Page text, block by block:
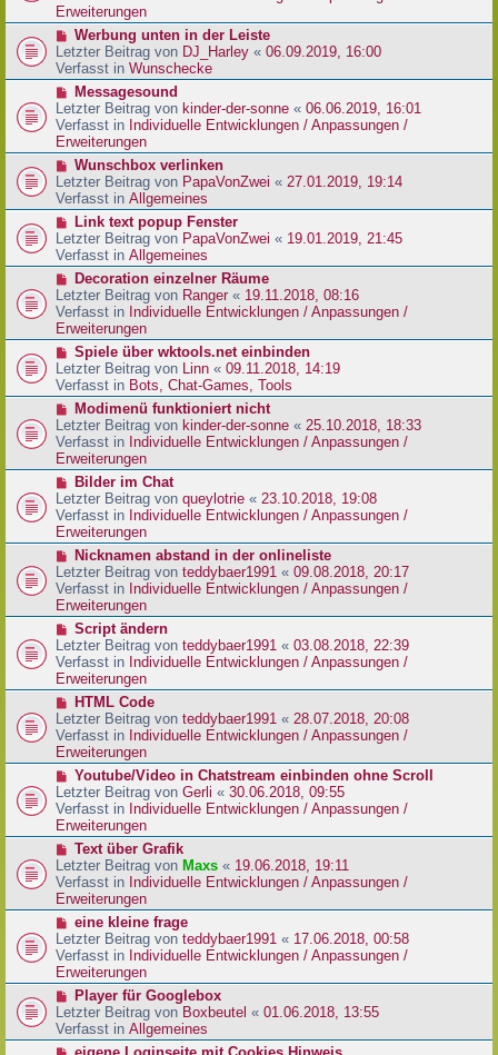
g
e
i
r
a
g
e
r
B
e
i
r
a
g
Erweiterungen
N
e
u
e
r
B
e
i
r
a
g
Werbung unten in der Leiste
Letzter Beitrag von DJ_Harley « 06.09.2019, 16:00
Verfasst in Wunschecke
N
e
u
e
r
B
e
i
r
a
g
Messagesound
Letzter Beitrag von kinder-der-sonne « 06.06.2019, 16:01
Verfasst in Individuelle Entwicklungen / Anpassungen /
Erweiterungen
N
e
u
e
r
B
e
t
r
a
g
Wunschbox verlinken
Letzter Beitrag von PapaVonZwei « 27.01.2019, 19:14
Verfasst in Allgemeines
N
e
u
e
r
B
e
i
r
a
g
Link text popup Fenster
Letzter Beitrag von PapaVonZwei « 19.01.2019, 21:45
Verfasst in Allgemeines
N
e
u
e
r
B
e
i
r
a
g
Decoration einzelner Räume
Letzter Beitrag von Ranger « 19.11.2018, 08:16
Verfasst in Individuelle Entwicklungen / Anpassungen /
Erweiterungen
N
e
u
e
r
B
e
i
r
a
g
Spiele über wktools.net einbinden
Letzter Beitrag von Linn « 09.11.2018, 14:19
Verfasst in Bots, Chat-Games, Tools
N
e
u
e
r
B
e
i
t
a
g
Modimenü funktioniert nicht
Letzter Beitrag von kinder-der-sonne « 25.10.2018, 18:33
Verfasst in Individuelle Entwicklungen / Anpassungen /
Erweiterungen
N
e
u
e
r
B
e
i
t
a
g
Bilder im Chat
Letzter Beitrag von queylotrie « 23.10.2018, 19:08
Verfasst in Individuelle Entwicklungen / Anpassungen /
Erweiterungen
N
e
u
e
r
B
e
i
t
a
g
Nicknamen abstand in der onlineliste
Letzter Beitrag von teddybaer1991 « 09.08.2018, 20:17
Verfasst in Individuelle Entwicklungen / Anpassungen /
Erweiterungen
N
e
u
e
r
B
e
i
t
a
g
Script ändern
Letzter Beitrag von teddybaer1991 « 03.08.2018, 22:39
Verfasst in Individuelle Entwicklungen / Anpassungen /
Erweiterungen
N
e
u
e
r
B
e
i
t
a
g
HTML Code
Letzter Beitrag von teddybaer1991 « 28.07.2018, 20:08
Verfasst in Individuelle Entwicklungen / Anpassungen /
Erweiterungen
N
e
u
e
r
B
e
i
t
a
g
Youtube/Video in Chatstream einbinden ohne Scroll
Letzter Beitrag von Gerli « 30.06.2018, 09:55
Verfasst in Individuelle Entwicklungen / Anpassungen /
Erweiterungen
N
e
u
e
r
B
e
i
t
a
g
Text über Grafik
Letzter Beitrag von Maxs « 19.06.2018, 19:11
Verfasst in Individuelle Entwicklungen / Anpassungen /
Erweiterungen
N
e
u
e
r
B
e
i
eine kleine frage
Letzter Beitrag von teddybaer1991 « 17.06.2018, 00:58
Verfasst in Individuelle Entwicklungen / Anpassungen /
Erweiterungen
N
e
u
e
Player für Googlebox
Letzter Beitrag von Boxbeutel « 01.06.2018, 13:55
Verfasst in Allgemeines
N